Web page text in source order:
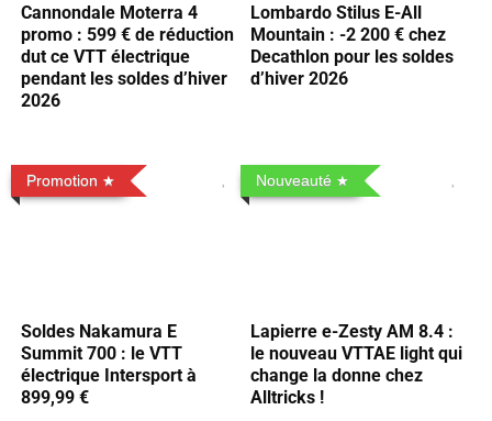
Cannondale Moterra 4
promo : 599 € de réduction
dut ce VTT électrique
pendant les soldes d’hiver
2026
Lombardo Stilus E-All
Mountain : -2 200 € chez
Decathlon pour les soldes
d’hiver 2026
Promotion
Soldes Nakamura E
Summit 700 : le VTT
électrique Intersport à
899,99 €
Nouveauté
Lapierre e-Zesty AM 8.4 :
le nouveau VTTAE light qui
change la donne chez
Alltricks !